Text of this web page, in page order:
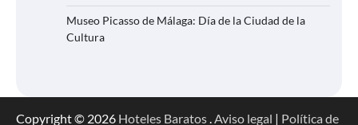
Museo Picasso de Málaga: Día de la Ciudad de la
Cultura
Copyright © 2026 Hoteles Baratos Aviso legal | Política de